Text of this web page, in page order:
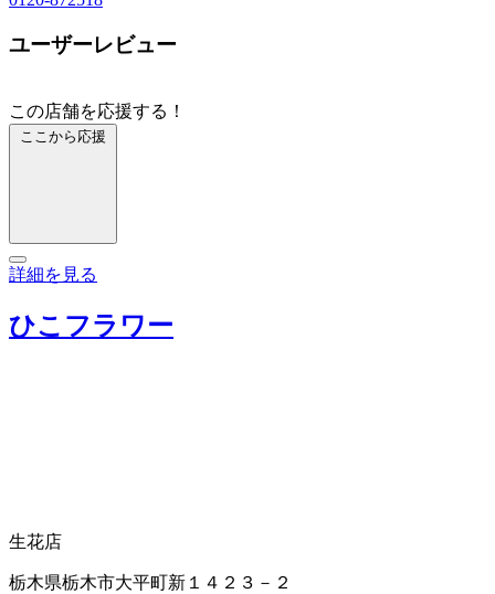
ユーザーレビュー
この店舗を応援する！
ここから応援
詳細を見る
ひこフラワー
生花店
栃木県栃木市大平町新１４２３－２